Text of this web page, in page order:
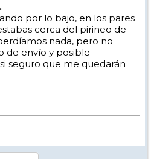
por lo bajo, en los pares
cerca del pirineo de
nada, pero no
de envío y posible
seguro que me quedarán